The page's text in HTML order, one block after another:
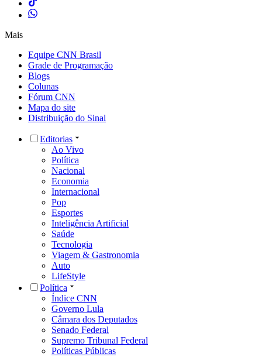
Mais
Equipe CNN Brasil
Grade de Programação
Blogs
Colunas
Fórum CNN
Mapa do site
Distribuição do Sinal
Editorias
Ao Vivo
Política
Nacional
Economia
Internacional
Pop
Esportes
Inteligência Artificial
Saúde
Tecnologia
Viagem & Gastronomia
Auto
LifeStyle
Política
Índice CNN
Governo Lula
Câmara dos Deputados
Senado Federal
Supremo Tribunal Federal
Políticas Públicas